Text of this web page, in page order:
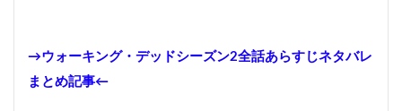
→ウォーキング・デッドシーズン2全話あらすじネタバレ
まとめ記事←